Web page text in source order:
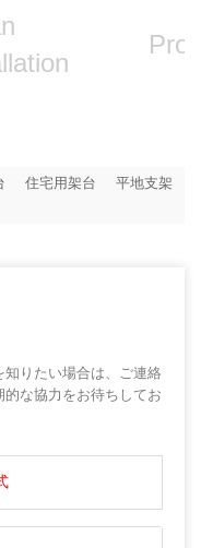
住宅用架台
平地支架
りたい場合は、ご連絡
な協力をお待ちしてお